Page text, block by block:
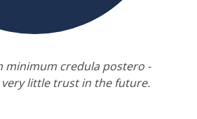
minimum credula postero -
very little trust in the future.